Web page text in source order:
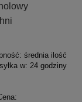
średnia ilość
w: 24 godziny